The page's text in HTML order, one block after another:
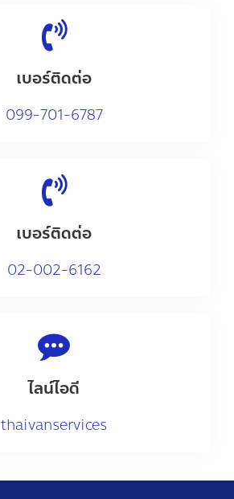
เบอร์ติดต่อ
099-701-6787
เบอร์ติดต่อ
02-002-6162
ไลน์ไอดี
thaivanservices